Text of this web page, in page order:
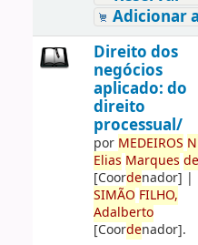
Adicionar
Direito dos
negócios
aplicado: do
direito
processual/
por MEDEIROS
Elias Marques de
[Coordenador] |
SIMÃO FILHO,
Adalberto
[Coordenador].